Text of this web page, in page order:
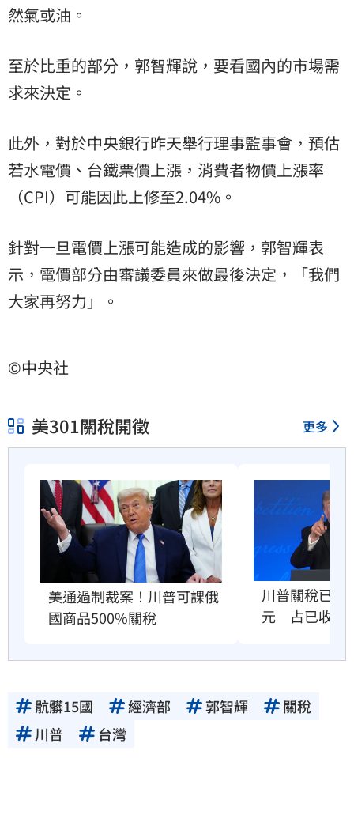
然氣或油。
至於比重的部分，郭智輝說，要看國內的市場需
求來決定。
此外，對於中央銀行昨天舉行理事監事會，預估
若水電價、台鐵票價上漲，消費者物價上漲率
（CPI）可能因此上修至2.04%。
針對一旦電價上漲可能造成的影響，郭智輝表
示，電價部分由審議委員來做最後決定，「我們
大家再努力」。
©中央社
美301關稅開徵 更多
美通過制裁案！川普可課俄
國商品500%關稅
川普關稅已退
元　占已收稅
骯髒15國 經濟部 郭智輝
關稅
川普
台灣